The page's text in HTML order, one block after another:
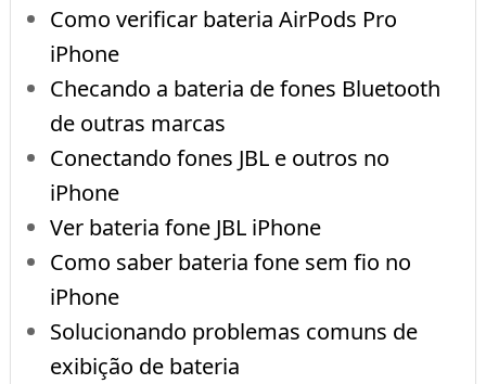
Como verificar bateria AirPods Pro
iPhone
Checando a bateria de fones Bluetooth
de outras marcas
Conectando fones JBL e outros no
iPhone
Ver bateria fone JBL iPhone
Como saber bateria fone sem fio no
iPhone
Solucionando problemas comuns de
exibição de bateria